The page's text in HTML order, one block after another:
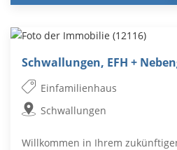
Schwallungen, EFH +
Einfamilienhaus
Schwallungen
Willkommen in Ihrem